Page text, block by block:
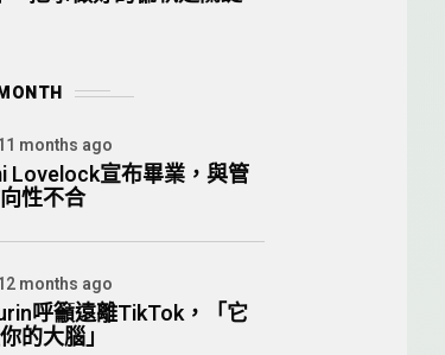
months ago
Lovelock宣布畢業，與管
性不合
months ago
呼籲遠離TikTok，「它
的大腦」